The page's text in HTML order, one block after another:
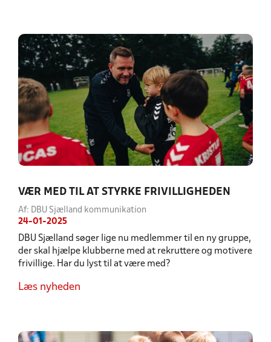
VÆR MED TIL AT STYRKE FRIVILLIGHEDEN
Af: DBU Sjælland kommunikation
24-01-2025
DBU Sjælland søger lige nu medlemmer til en ny gruppe,
der skal hjælpe klubberne med at rekruttere og motivere
frivillige. Har du lyst til at være med?
Læs nyheden